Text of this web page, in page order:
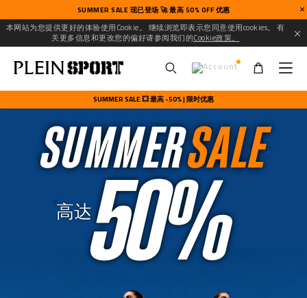
SUMMER SALE 现已登场 🚀 最高 50% OFF 优惠
本网站为您提供更好的体验使用Cookie。 继续浏览即表示您同意使用cookies。 有
关更多信息和更改您的偏好请参阅我们的Cookie政策。
s
e
m
e
n
u
SUMMER SALE 💥 最高 -50% | 限时优惠
SUMMERSALE
高达50%